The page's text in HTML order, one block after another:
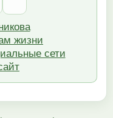
жизни
сети